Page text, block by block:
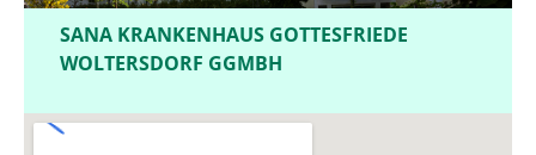
SANA KRANKENHAUS GOTTESFRIEDE
WOLTERSDORF GGMBH